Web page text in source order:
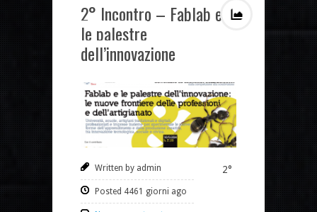
2° Incontro – Fablab e
le palestre
dell’innovazione
Written by admin
Posted 4461 giorni ago
2°